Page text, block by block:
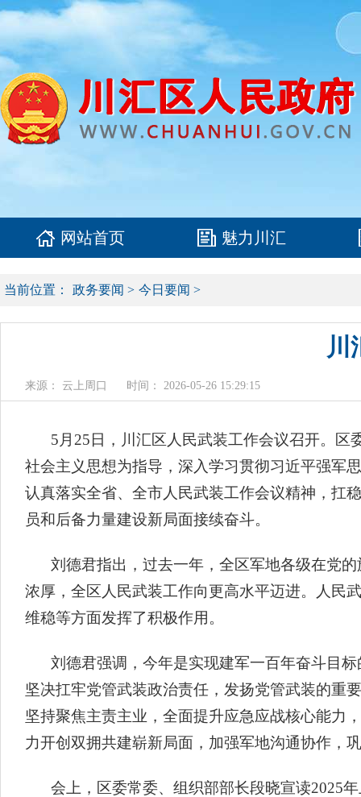
网站首页 魅力川汇
当前位置： 政务要闻 > 今日要闻 >
川
来源： 云上周口 时间： 2026-05-26 15:29:15
5月25日，川汇区人民武装工作会议召开。
社会主义思想为指导，深入学习贯彻习近平强军
认真落实全省、全市人民武装工作会议精神，扛
员和后备力量建设新局面接续奋斗。
刘德君指出，过去一年，全区军地各级在党
浓厚，全区人民武装工作向更高水平迈进。人民
维稳等方面发挥了积极作用。
刘德君强调，今年是实现建军一百年奋斗目
坚决扛牢党管武装政治责任，发扬党管武装的重
坚持聚焦主责主业，全面提升应急应战核心能力
力开创双拥共建崭新局面，加强军地沟通协作，
会上，区委常委、组织部部长段晓宣读2025